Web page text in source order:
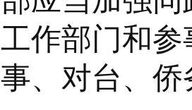
工作部门和
事、对台、